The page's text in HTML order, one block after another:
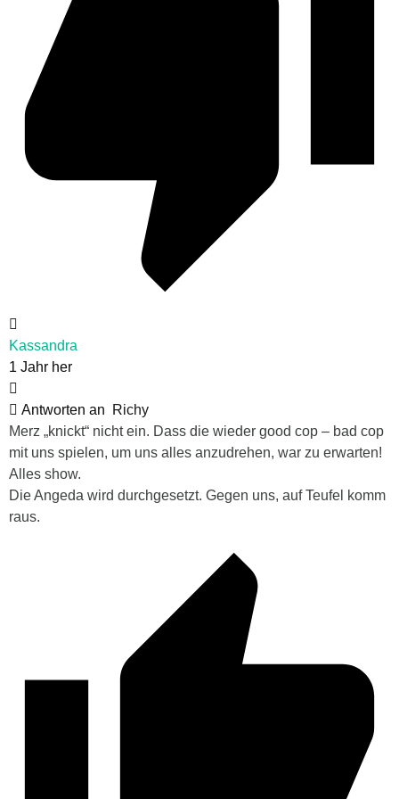
Kassandra
1 Jahr her
Antworten an
Richy
Merz „knickt“ nicht ein. Dass die wieder good cop – bad cop
mit uns spielen, um uns alles anzudrehen, war zu erwarten!
Alles show.
Die Angeda wird durchgesetzt. Gegen uns, auf Teufel komm
raus.